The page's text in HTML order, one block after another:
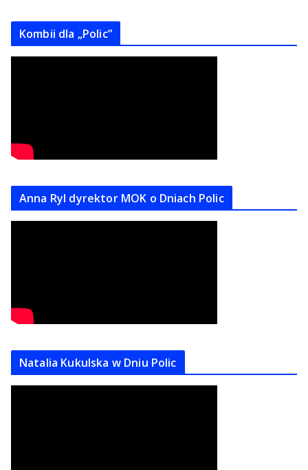
Kombii dla „Polic”
Anna Ryl dyrektor MOK o Dniach Polic
Natalia Kukulska w Dniu Polic